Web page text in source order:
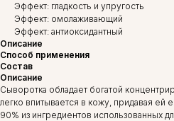
Эффект: гладкость и упругость
Эффект: омолаживающий
Эффект: антиоксидантный
Описание
Способ применения
Состав
Описание
Сыворотка обладает богатой
легко впитывается в кожу, придавая ей
90% из ингредиентов использованных